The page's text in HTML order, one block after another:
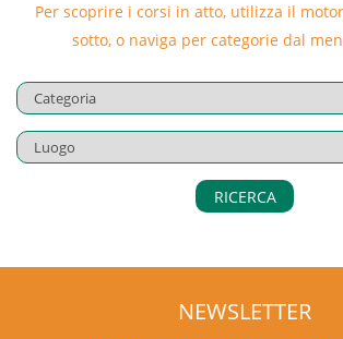
Per scoprire i corsi in atto, utilizza il
sotto, o naviga per categorie dal
RICERCA
NEWSLETTER